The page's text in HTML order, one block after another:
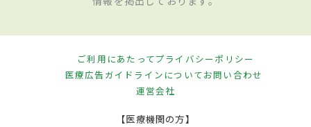
ご利用にあたってプライバシーポリシー
医療広告ガイドラインについてお問い合わせ
運営会社
【医療機関の方】